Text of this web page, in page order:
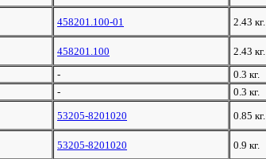
458201.100-01 2.43 кг.
458201.100 2.43 кг.
- 0.3 кг.
- 0.3 кг.
53205-8201020 0.85 кг.
53205-8201020 0.9 кг.